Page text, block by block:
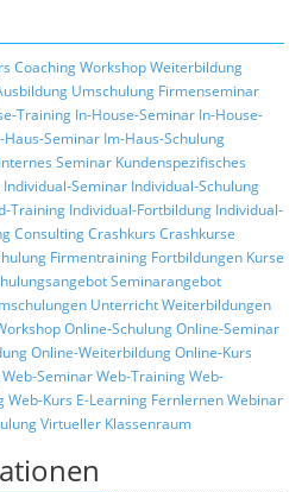
CoachingWorkshopWeiterbildung
Umschulung Firmenseminar
Training In-House-Seminar In-House-
Haus-Seminar Im-Haus-Schulung
Seminar Kundenspezifisches
Individual-Seminar Individual-Schulung
Training Individual-Fortbildung Individual-
ConsultingCrashkurs Crashkurse
Firmentraining Fortbildungen Kurse
Seminarangebot
UnterrichtWeiterbildungen
Online-SchulungOnline-Seminar
Online-WeiterbildungOnline-Kurs
Web-SeminarWeb-TrainingWeb-
Web-Kurs E-Learning FernlernenWebinar
Virtueller Klassenraum